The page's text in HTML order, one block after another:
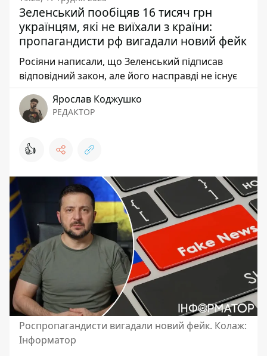
Зеленський пообіцяв 16 тисяч грн
українцям, які не виїхали з країни:
пропагандисти рф вигадали новий фейк
Росіяни написали, що Зеленський підписав
відповідний закон, але його насправді не існує
Ярослав Коджушко
РЕДАКТОР
👍
Роспропагандисти вигадали новий фейк. Колаж:
Інформатор